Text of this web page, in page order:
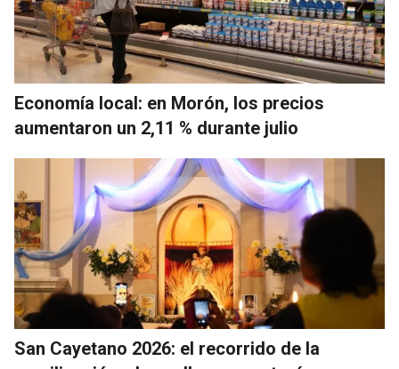
Economía local: en Morón, los precios
aumentaron un 2,11 % durante julio
San Cayetano 2026: el recorrido de la